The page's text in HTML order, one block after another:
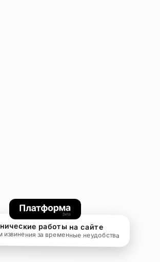
работы на сайте
извинения за временные неудобства